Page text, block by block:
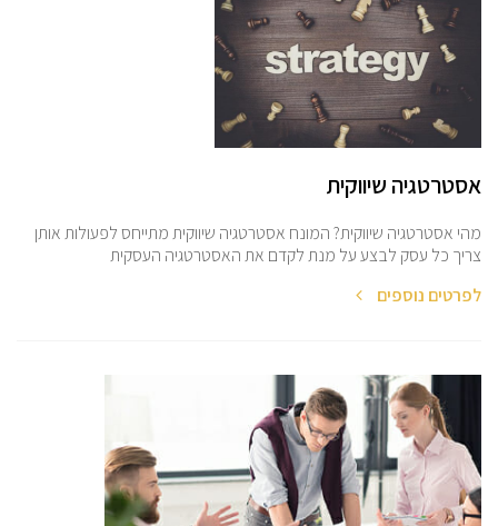
אסטרטגיה שיווקית
מהי אסטרטגיה שיווקית? המונח אסטרטגיה שיווקית מתייחס לפעולות אותן
צריך כל עסק לבצע על מנת לקדם את האסטרטגיה העסקית
לפרטים נוספים